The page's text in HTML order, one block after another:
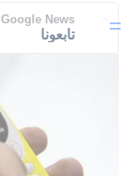
Google News
تابعونا